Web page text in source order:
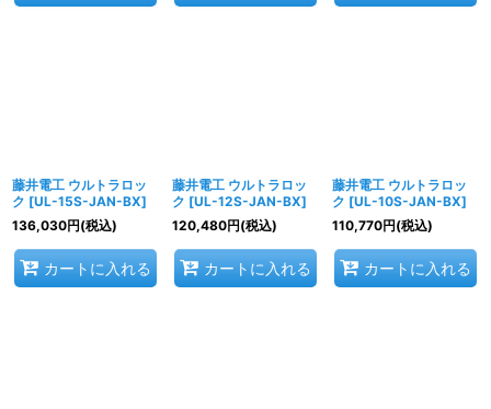
藤井電工 ウルトラロッ
ク [UL-15S-JAN-BX]
136,030円(税込)
カートに入れる
藤井電工 ウルトラロッ
ク [UL-12S-JAN-BX]
120,480円(税込)
カートに入れる
藤井電工 ウルトラロッ
ク [UL-10S-JAN-BX]
110,770円(税込)
カートに入れる